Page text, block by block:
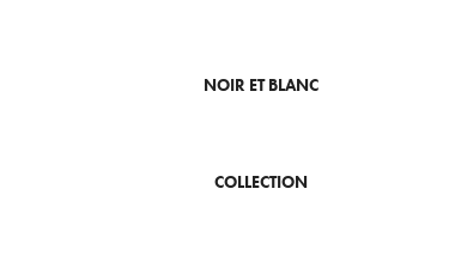
NOIR ET BLANC
COLLECTION